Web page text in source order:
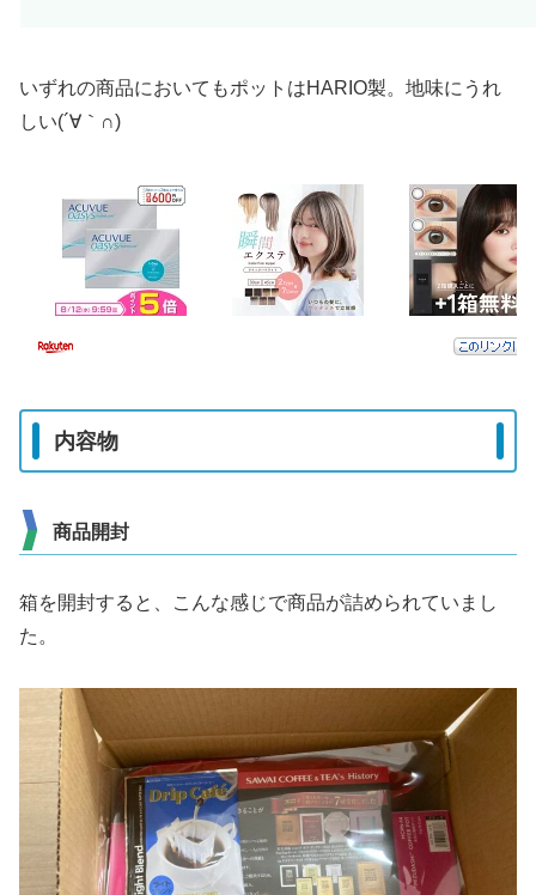
いずれの商品においてもポットはHARIO製。地味にうれ
しい(´∀｀∩)
内容物
商品開封
箱を開封すると、こんな感じで商品が詰められていまし
た。